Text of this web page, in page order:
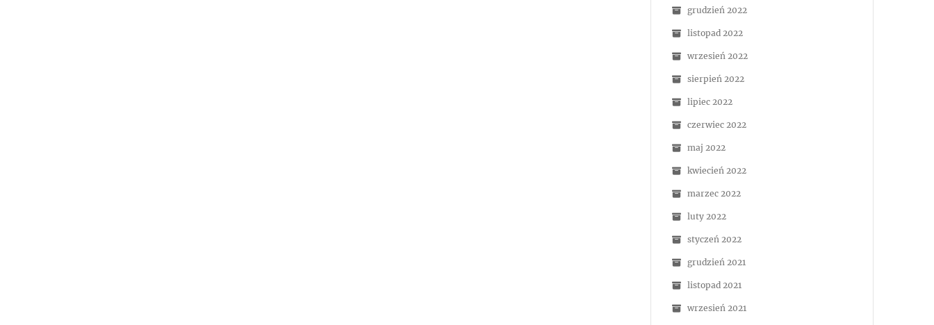
grudzień 2022
listopad 2022
wrzesień 2022
sierpień 2022
lipiec 2022
czerwiec 2022
maj 2022
kwiecień 2022
marzec 2022
luty 2022
styczeń 2022
grudzień 2021
listopad 2021
wrzesień 2021